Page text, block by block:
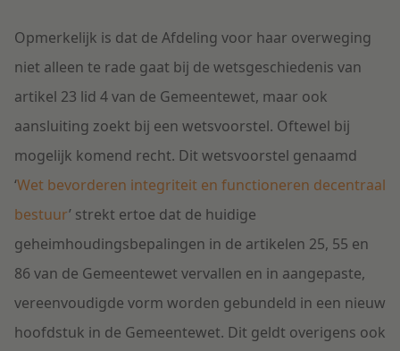
Opmerkelijk is dat de Afdeling voor haar overweging
niet alleen te rade gaat bij de wetsgeschiedenis van
artikel 23 lid 4 van de Gemeentewet, maar ook
aansluiting zoekt bij een wetsvoorstel. Oftewel bij
mogelijk komend recht. Dit wetsvoorstel genaamd
‘Wet bevorderen integriteit en functioneren decentraal
bestuur’ strekt ertoe dat de huidige
geheimhoudingsbepalingen in de artikelen 25, 55 en
86 van de Gemeentewet vervallen en in aangepaste,
vereenvoudigde vorm worden gebundeld in een nieuw
hoofdstuk in de Gemeentewet. Dit geldt overigens ook